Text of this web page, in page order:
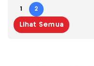
1 2
Lihat Semua